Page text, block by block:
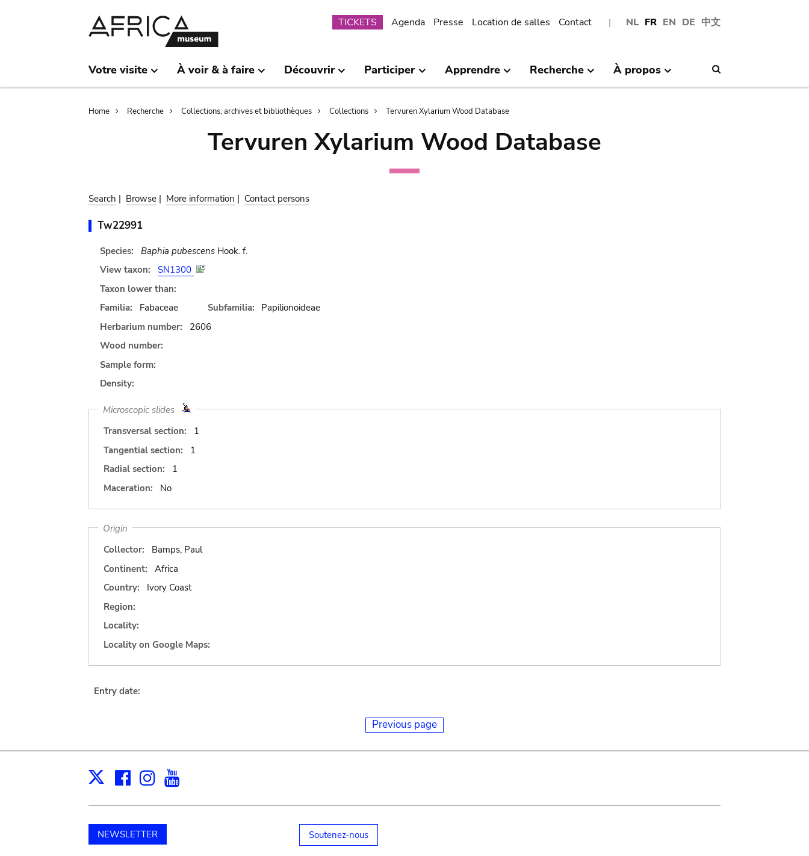
NL FR EN DE 中文
Submenu
TICKETS Agenda Presse Location de salles Contact
Votre visite À voir & à faire Découvrir Participer Apprendre Recherche À propos
Breadcrumb
Home Recherche Collections, archives et bibliothèques Collections Tervuren Xylarium Wood Database
Tervuren Xylarium Wood Database
Search | Browse | More information | Contact persons
Tw22991
Species: Baphia pubescensHook. f.
View taxon:
SN1300
Taxon lower than:
Familia:
Fabaceae Subfamilia:
Papilionoideae
Herbarium number:
2606
Wood number:
Sample form:
Density:
Microscopic slides
Transversal section:
1
Tangential section:
1
Radial section:
1
Maceration:
No
Origin
Collector:
Bamps, Paul
Continent:
Africa
Country:
Ivory Coast
Region:
Locality:
Locality on Google Maps:
Entry date:
Previous page
X Facebook
Instagram
NEWSLETTER Soutenez-nous